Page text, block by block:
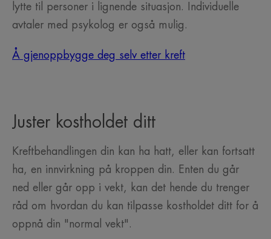
lytte til personer i lignende situasjon. Individuelle
avtaler med psykolog er også mulig.
Å gjenoppbygge deg selv etter kreft
Juster kostholdet ditt
Kreftbehandlingen din kan ha hatt, eller kan fortsatt
ha, en innvirkning på kroppen din. Enten du går
ned eller går opp i vekt, kan det hende du trenger
råd om hvordan du kan tilpasse kostholdet ditt for å
oppnå din "normal vekt".